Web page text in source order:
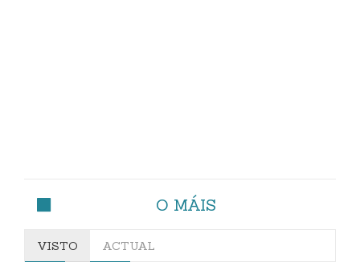
O MÁIS
VISTO ACTUAL